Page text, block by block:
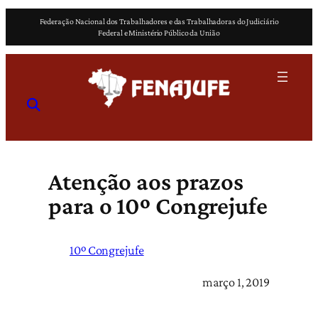
o
Federação Nacional dos Trabalhadores e das Trabalhadoras do Judiciário
Federal e Ministério Público da União
Atenção aos prazos
para o 10º Congrejufe
10º Congrejufe
março 1, 2019